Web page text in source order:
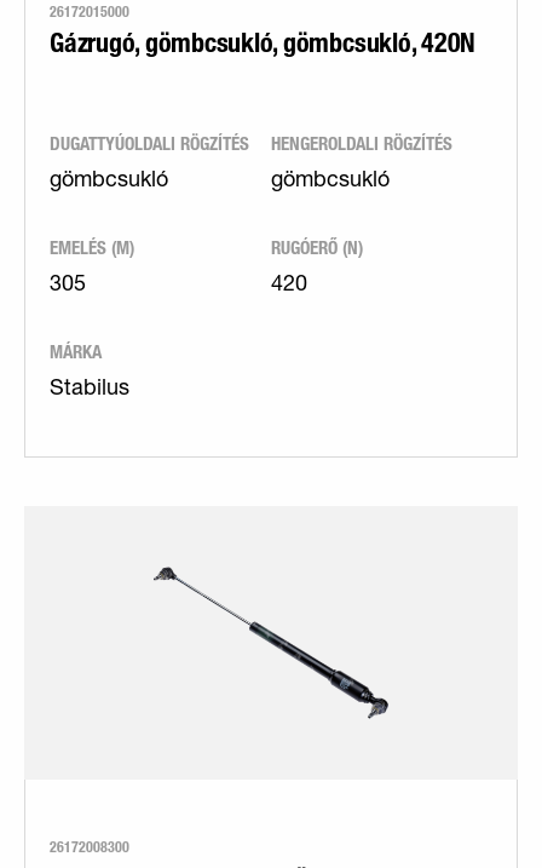
26172015000
Gázrugó, gömbcsukló, gömbcsukló, 420N
DUGATTYÚOLDALI RÖGZÍTÉS
gömbcsukló
HENGEROLDALI RÖGZÍTÉS
gömbcsukló
EMELÉS (M)
305
RUGÓERŐ (N)
420
MÁRKA
Stabilus
26172008300